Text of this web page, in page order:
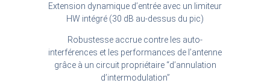
Extension dynamique d’entrée avec un limiteur
HW intégré (30 dB au-dessus du pic)
Robustesse accrue contre les auto-
interférences et les performances de l’antenne
grâce à un circuit propriétaire “d’annulation
d’intermodulation”